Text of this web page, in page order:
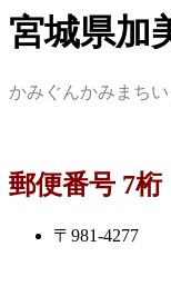
宮城県加
かみぐんかみまち
郵便番号 7桁
〒981-4277